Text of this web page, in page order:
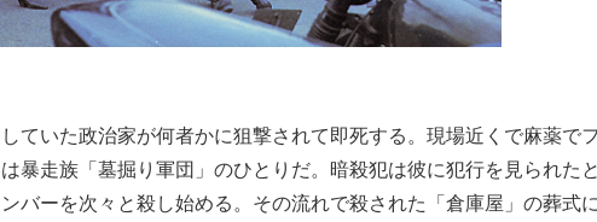
ていた政治家が何者かに狙撃されて即死する。現場近くで麻薬でフ
暴走族「墓掘り軍団」のひとりだ。暗殺犯は彼に犯行を見られたと
バーを次々と殺し始める。その流れで殺された「倉庫屋」の葬式に